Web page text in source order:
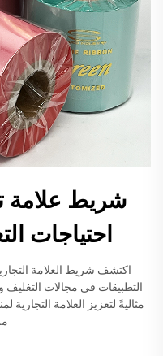
شريط علامة
احتياجات
اكتشف شريط العلامة
التطبيقات في مجالات
مثاليةً لتعزيز العلامة